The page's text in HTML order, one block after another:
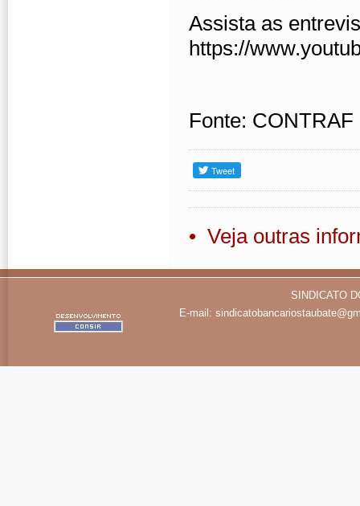
Assista as
https://
Fonte: CONTRAF
• Veja outras
SINDICATO
E-mail: